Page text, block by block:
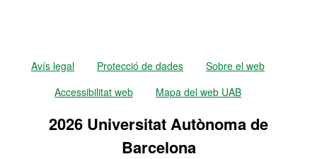
Avís legal Protecció de dades
Sobre el web
Accessibilitat web
Mapa del web UAB
2026 Universitat Autònoma de
Barcelona